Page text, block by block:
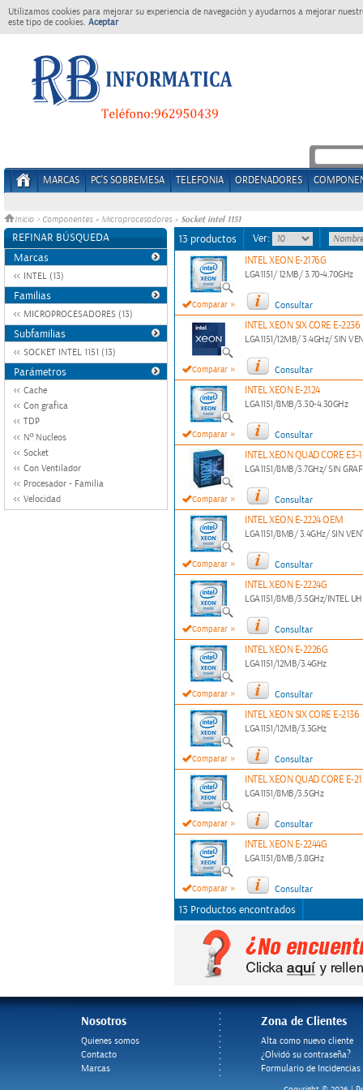
Utilizamos cookies para mejorar su experiencia de navegación y ayudarnos a mejorar
este tipo de cookies. Aceptar
MARCAS PC'S SOBREMESA TELEFONIA ORDENADORES
Inicio > Componentes » Microprocesadores » Socket intel 1151
REFINAR BÚSQUEDA
Marcas
INTEL (13)
Familias
MICROPROCESADORES (13)
Subfamilias
SOCKET INTEL 1151 (13)
Parámetros
Cache
Con grafica
TDP
Nº Nucleos
Socket
Con Ventilador
Procesador - Familia
Velocidad
13 productos Ver:
Comparar »
INTEL XEON E-2176G
LGA1151/ 12MB/ 3.70-4.70GHz
Consultar
Comparar »
INTEL XEON SIX CORE E-2236
LGA1151/12MB/ 3.4GHz/ SIN
Consultar
Comparar »
INTEL XEON E-2124
LGA1151/8MB/3.30-4.30GHz
Consultar
Comparar »
INTEL XEON QUAD CORE E3-
LGA1151/8MB/3.7GHz/ SIN
Consultar
Comparar »
INTEL XEON E-2224 OEM
LGA1151/8MB/ 3.4GHz/ SIN
Consultar
Comparar »
INTEL XEON E-2224G
LGA1151/8MB/3.5GHz/INTEL
Consultar
Comparar »
INTEL XEON E-2226G
LGA1151/12MB/3.4GHz
Consultar
Comparar »
INTEL XEON SIX CORE E-2136
LGA1151/12MB/3.3GHz
Consultar
Comparar »
INTEL XEON QUAD CORE E-
LGA1151/8MB/3.5GHz
Consultar
Comparar »
INTEL XEON E-2244G
LGA1151/8MB/3.8GHz
Consultar
13 Productos encontrados
Nosotros
Quienes somos
Contacto
Marcas
Zona de Clientes
Alta como nuevo cliente
¿Olvidó su contraseña?
Formulario de Incidencias